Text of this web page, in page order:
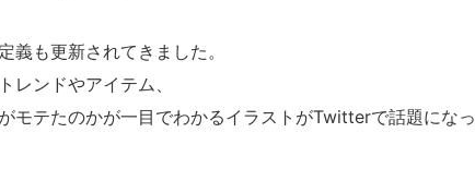
義も更新されてきました。
レンドやアイテム、
モテたのかが一目でわかるイラストがTwitterで話題になっ